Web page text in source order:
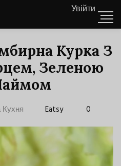
Увійти
Курка З
Зеленою
Eatsy 0